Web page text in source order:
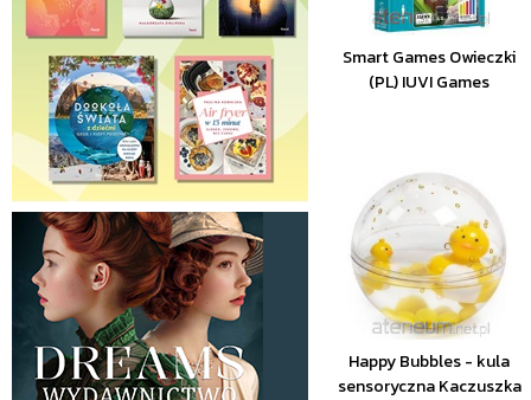
Smart Games Owieczki
(PL) IUVI Games
Happy Bubbles - kula
sensoryczna Kaczuszka